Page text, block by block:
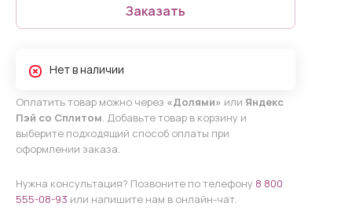
Заказать
Нет в наличии
Оплатить товар можно через «Долями» или Яндекс
Пэй со Сплитом. Добавьте товар в корзину и
выберите подходящий способ оплаты при
оформлении заказа.
Нужна консультация? Позвоните по телефону 8 800
555-08-93 или напишите нам в онлайн-чат.